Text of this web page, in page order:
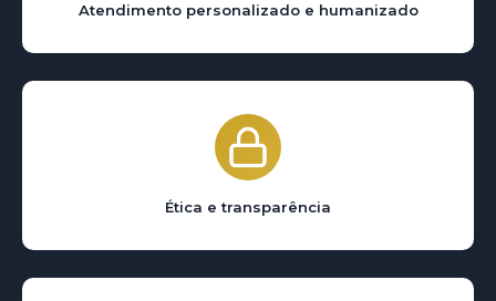
Atendimento personalizado e humanizado
Ética e transparência